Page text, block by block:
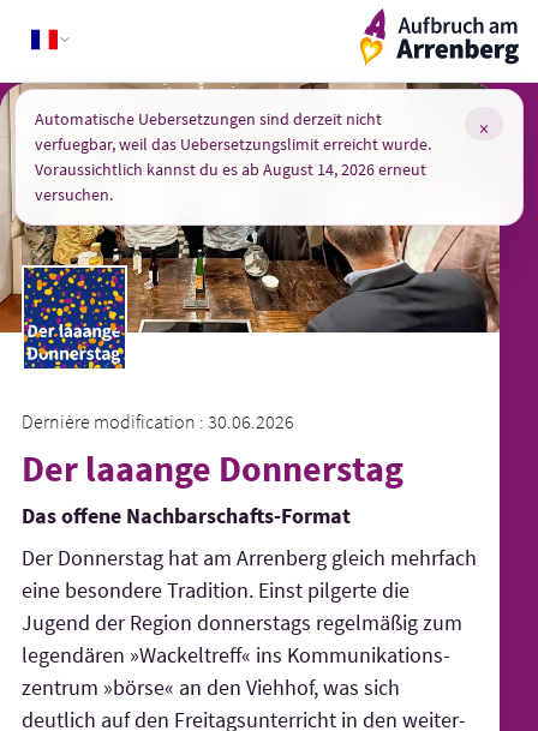
content
ArrenbergApp
Dernière modification : 30.06.2026
Der laaange Donnerstag
Das offene Nachbarschafts-Format
Der Donnerstag hat am Arrenberg gleich mehrfach
eine besondere Tradition. Einst pilgerte die
Jugend der Region donnerstags regelmäßig zum
legendären »Wackeltreff« ins Kommuni­kations­
zentrum »börse« an den Viehhof, was sich
deutlich auf den Freitags­unterricht in den weiter­
Automatische Uebersetzungen sind derzeit nicht
verfuegbar, weil das Uebersetzungslimit erreicht wurde.
Voraussichtlich kannst du es ab August 14, 2026 erneut
versuchen.
×